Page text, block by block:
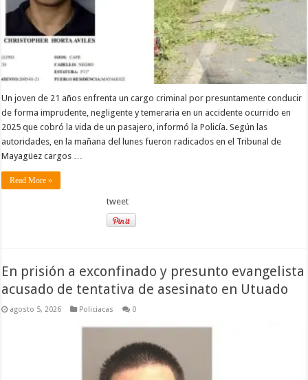
Un joven de 21 años enfrenta un cargo criminal por presuntamente conducir
de forma imprudente, negligente y temeraria en un accidente ocurrido en
2025 que cobró la vida de un pasajero, informó la Policía. Según las
autoridades, en la mañana del lunes fueron radicados en el Tribunal de
Mayagüez cargos …
Read More »
tweet
En prisión a exconfinado y presunto evangelista
acusado de tentativa de asesinato en Utuado
agosto 5, 2026 Policiacas 0